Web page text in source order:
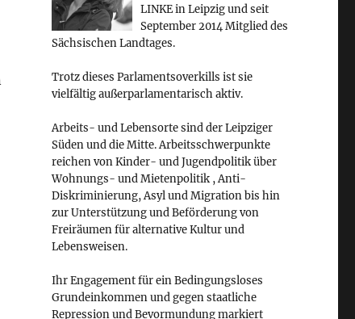
LINKE in Leipzig und seit
September 2014 Mitglied des
Sächsischen Landtages.
Trotz dieses Parlamentsoverkills ist sie
vielfältig außerparlamentarisch aktiv.
Arbeits- und Lebensorte sind der Leipziger
Süden und die Mitte. Arbeitsschwerpunkte
reichen von Kinder- und Jugendpolitik über
Wohnungs- und Mietenpolitik , Anti-
Diskriminierung, Asyl und Migration bis hin
zur Unterstützung und Beförderung von
Freiräumen für alternative Kultur und
Lebensweisen.
Ihr Engagement für ein Bedingungsloses
Grundeinkommen und gegen staatliche
Repression und Bevormundung markiert